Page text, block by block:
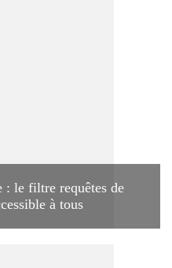
: le filtre requêtes de
à tous